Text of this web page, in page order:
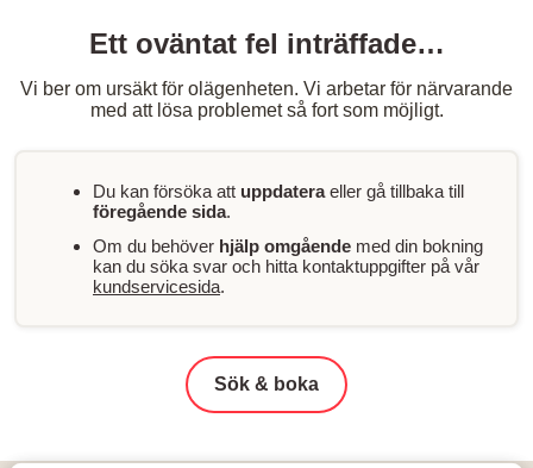
Ett oväntat fel inträffade…
Vi ber om ursäkt för olägenheten. Vi arbetar för närvarande
med att lösa problemet så fort som möjligt.
Du kan försöka att uppdateraeller gå tillbaka till
föregående sida.
Om du behöver hjälp omgående med din bokning
kan du söka svar och hitta kontaktuppgifter på vår
kundservicesida.
Sök & boka